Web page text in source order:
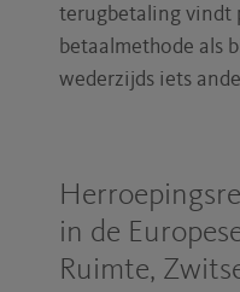
terugbetaling vindt
betaalmethode als
wederzijds iets
in de
Ruimte,